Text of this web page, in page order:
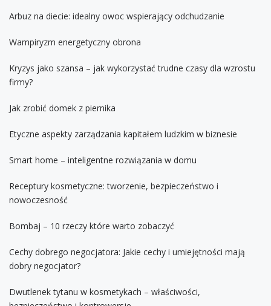
Arbuz na diecie: idealny owoc wspierający odchudzanie
Wampiryzm energetyczny obrona
Kryzys jako szansa – jak wykorzystać trudne czasy dla wzrostu
firmy?
Jak zrobić domek z piernika
Etyczne aspekty zarządzania kapitałem ludzkim w biznesie
Smart home – inteligentne rozwiązania w domu
Receptury kosmetyczne: tworzenie, bezpieczeństwo i
nowoczesność
Bombaj – 10 rzeczy które warto zobaczyć
Cechy dobrego negocjatora: Jakie cechy i umiejętności mają
dobry negocjator?
Dwutlenek tytanu w kosmetykach – właściwości,